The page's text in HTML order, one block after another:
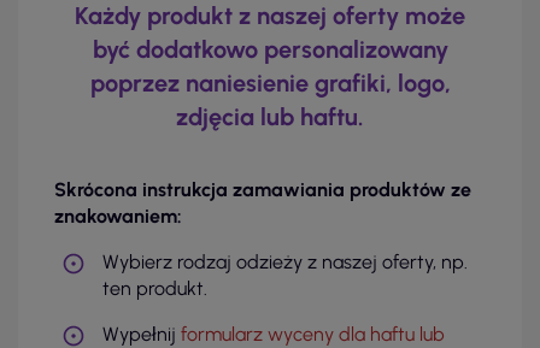
Każdy produkt z naszej oferty może
być dodatkowo personalizowany
poprzez naniesienie grafiki, logo,
zdjęcia lub haftu.
Skrócona instrukcja zamawiania produktów ze
znakowaniem:
Wybierz rodzaj odzieży z naszej oferty, np.
ten produkt.
Wypełnij formularz wyceny dla haftu lub